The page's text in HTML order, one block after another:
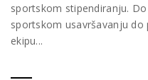
sportskom stipendiranju.
sportskom usavršavanju
ekipu...